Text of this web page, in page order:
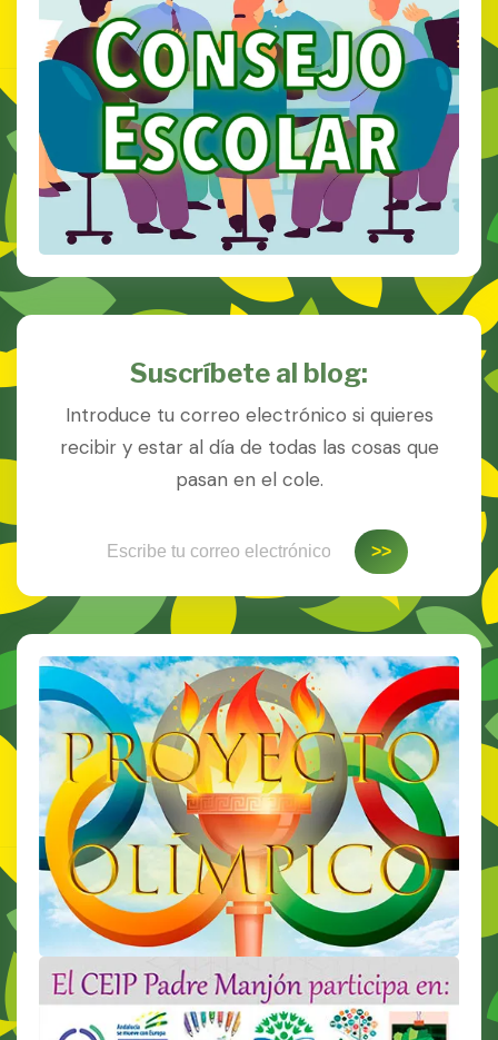
Suscríbete al blog:
Introduce tu correo electrónico si quieres
recibir y estar al día de todas las cosas que
pasan en el cole.
>>